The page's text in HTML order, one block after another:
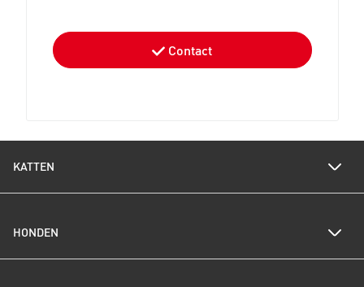
Contact
KATTEN
Een gezond gewicht voor je kat
HONDEN